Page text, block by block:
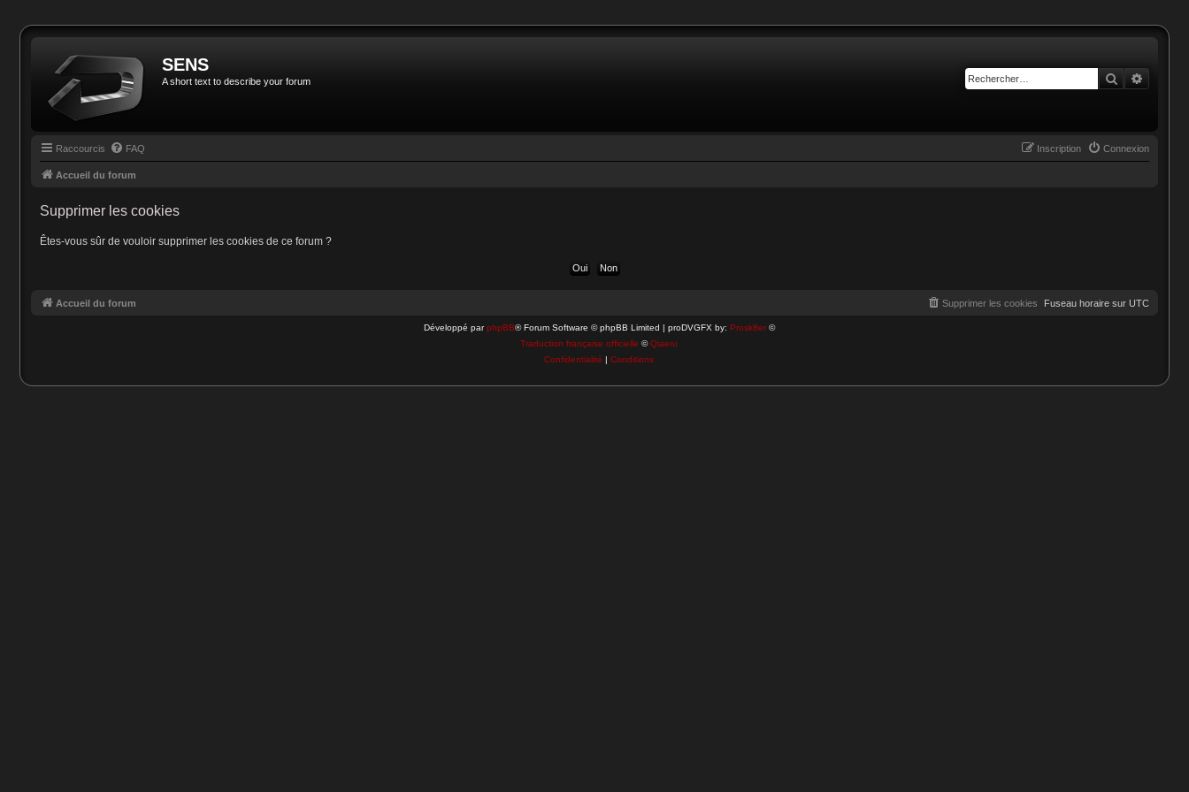
SENS
A short text to describe your forum Rechercher
Raccourcis FAQ Connexion
Inscription
Accueil du forum
Supprimer les cookies
Êtes-vous sûr de vouloir supprimer les cookies de ce forum ?
Accueil du forum Fuseau horaire sur UTC
Supprimer les cookies
Développé parphpBB® Forum Software © phpBB Limited | proDVGFX by: Prosk8er©
Traduction française officielle ©Qiaeru
Confidentialité | Conditions